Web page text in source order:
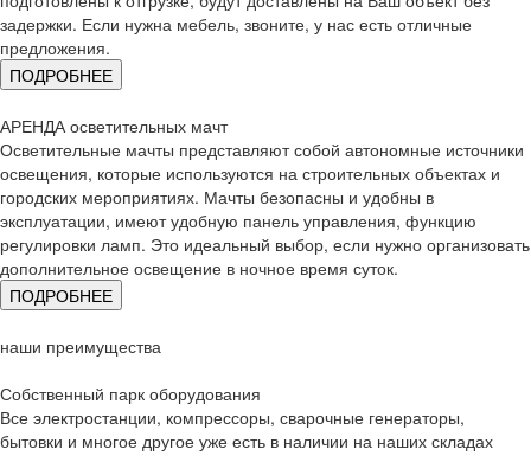
задержки. Если нужна мебель, звоните, у нас есть отличные
предложения.
ПОДРОБНЕЕ
АРЕНДА осветительных мачт
Осветительные мачты представляют собой автономные источники
освещения, которые используются на строительных объектах и
городских мероприятиях. Мачты безопасны и удобны в
эксплуатации, имеют удобную панель управления, функцию
регулировки ламп. Это идеальный выбор, если нужно организовать
дополнительное освещение в ночное время суток.
ПОДРОБНЕЕ
наши преимущества
Собственный парк оборудования
Все электростанции, компрессоры, сварочные генераторы,
бытовки и многое другое уже есть в наличии на наших складах